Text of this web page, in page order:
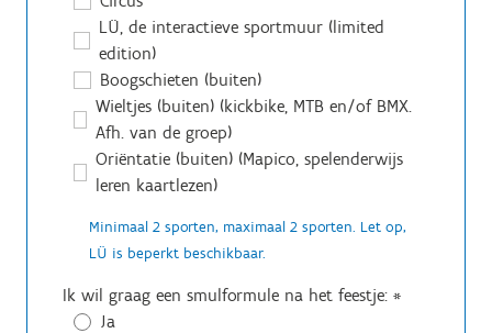
LÜ, de interactieve sportmuur (limited
edition)
Boogschieten (buiten)
Wieltjes (buiten) (kickbike, MTB en/of BMX.
Afh. van de groep)
Oriëntatie (buiten) (Mapico, spelenderwijs
leren kaartlezen)
Minimaal 2 sporten, maximaal 2 sporten. Let op,
LÜ is beperkt beschikbaar.
Ik wil graag een smulformule na het feestje: *
Ja